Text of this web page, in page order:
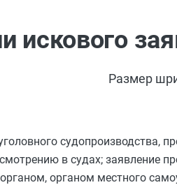
искового
Размер
судопроизводства,
в судах; заявление
органом местного